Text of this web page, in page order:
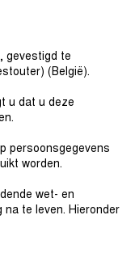
gevestigd te
(België).
u dat u deze
persoonsgegevens
worden.
wet- en
na te leven. Hieronder